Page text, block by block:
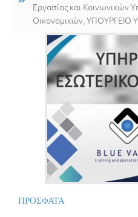
Εργασίας και Κοινωνικών
Οικονομικών ΥΠΟΥΡΓΕΙΟ
ΠΡΟΣΦΑΤΑ